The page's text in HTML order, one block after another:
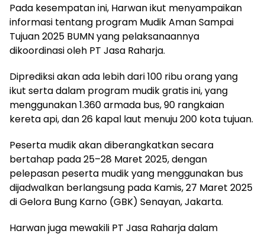
Pada kesempatan ini, Harwan ikut menyampaikan
informasi tentang program Mudik Aman Sampai
Tujuan 2025 BUMN yang pelaksanaannya
dikoordinasi oleh PT Jasa Raharja.
Diprediksi akan ada lebih dari 100 ribu orang yang
ikut serta dalam program mudik gratis ini, yang
menggunakan 1.360 armada bus, 90 rangkaian
kereta api, dan 26 kapal laut menuju 200 kota tujuan.
Peserta mudik akan diberangkatkan secara
bertahap pada 25–28 Maret 2025, dengan
pelepasan peserta mudik yang menggunakan bus
dijadwalkan berlangsung pada Kamis, 27 Maret 2025
di Gelora Bung Karno (GBK) Senayan, Jakarta.
Harwan juga mewakili PT Jasa Raharja dalam